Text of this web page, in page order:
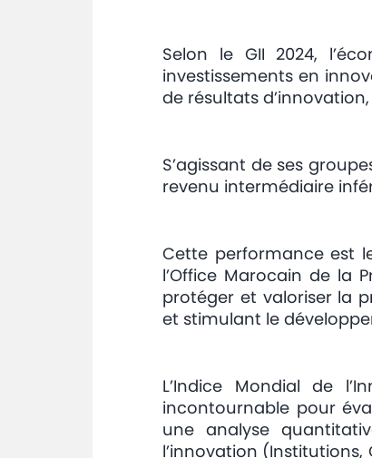
Selon le GII 2024,
investissements en
de résultats
S’agissant de ses
revenu intermédiaire
Cette performance est
l’Office Marocain de la
protéger et valoriser la
et stimulant le
L’Indice Mondial de
incontournable pour
une analyse
l’innovation